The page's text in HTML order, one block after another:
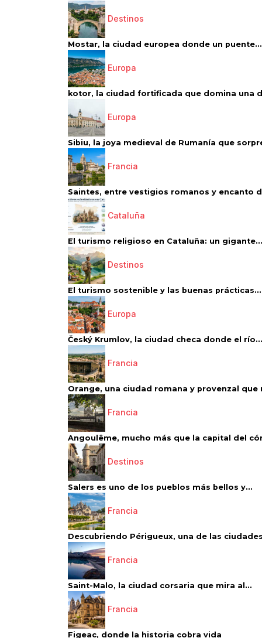
Destinos
Mostar, la ciudad europea donde un puente...
Europa
kotor, la ciudad fortificada que domina una
Europa
Sibiu, la joya medieval de Rumanía que
Francia
Saintes, entre vestigios romanos y encanto
Cataluña
El turismo religioso en Cataluña: un gigante...
Destinos
El turismo sostenible y las buenas prácticas...
Europa
Český Krumlov, la ciudad checa donde el río...
Francia
Orange, una ciudad romana y provenzal que
Francia
Angoulême, mucho más que la capital del
Destinos
Salers es uno de los pueblos más bellos y...
Francia
Descubriendo Périgueux, una de las
Francia
Saint-Malo, la ciudad corsaria que mira al...
Francia
Figeac, donde la historia cobra vida